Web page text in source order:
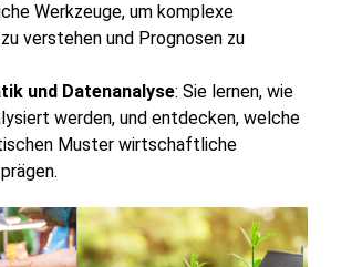
Werkzeuge, um komplexe
verstehen und Prognosen zu
und Datenanalyse: Sie lernen, wie
werden, und entdecken, welche
Muster wirtschaftliche